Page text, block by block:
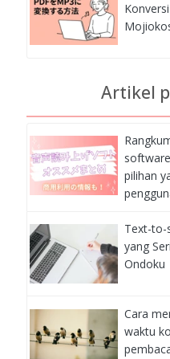
Artikel
pilihan
Text-to-
yang
Ondoku
Cara
waktu